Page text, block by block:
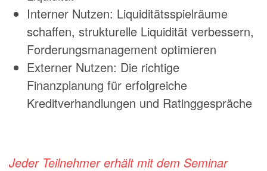
Interner Nutzen: Liquiditätsspielräume
schaffen, strukturelle Liquidität verbessern,
Forderungsmanagement optimieren
Externer Nutzen: Die richtige
Finanzplanung für erfolgreiche
Kreditverhandlungen und Ratinggespräche
Jeder Teilnehmer erhält mit dem Seminar